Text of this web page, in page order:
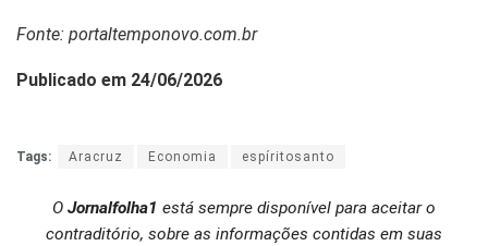
Fonte: portaltemponovo.com.br
Publicado em 24/06/2026
Tags: Aracruz Economia espíritosanto
O Jornalfolha1 está sempre disponível para aceitar o
contraditório, sobre as informações contidas em suas